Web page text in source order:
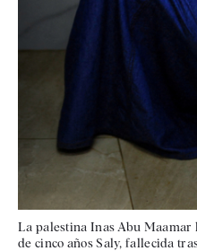
La palestina Inas Abu Maamar
de cinco años Saly, fallecida